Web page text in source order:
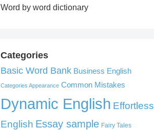
Word by word dictionary
Categories
Basic Word Bank Business English
Categories Appearance Common Mistakes
Dynamic English Effortless
English Essay sample Fairy Tales